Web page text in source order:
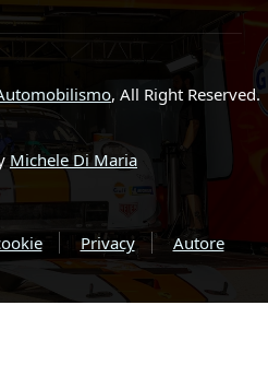
, All Right Reserved.
Michele Di Maria
Privacy Autore